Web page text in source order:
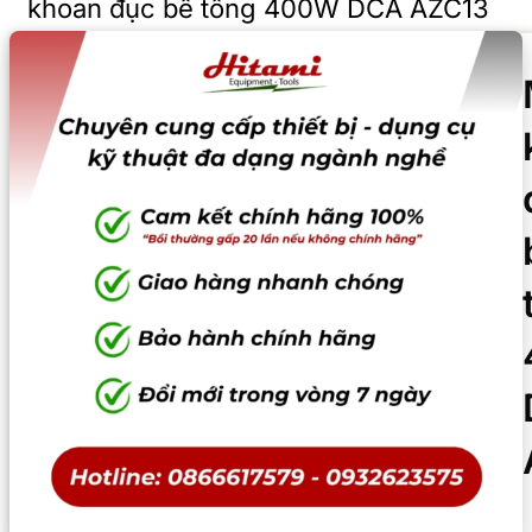
khoan đục bê tông 400W DCA AZC13